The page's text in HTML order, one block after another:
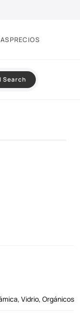
PRECIOS
Search
, Vidrio, Orgánicos